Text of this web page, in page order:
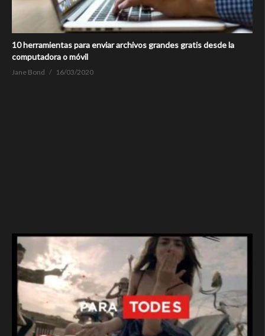
10 herramientas para enviar archivos grandes gratis desde la
computadora o móvil
Jane Bond 16/03/2020